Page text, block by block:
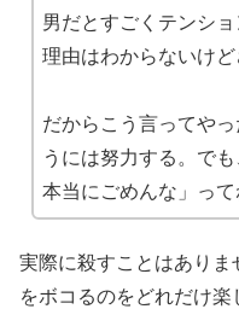
男だとすごくテンショ
理由はわからないけど
だからこう言ってや
うには努力する。で
本当にごめんな」って
実際に殺すことはあり
をボコるのをどれだけ